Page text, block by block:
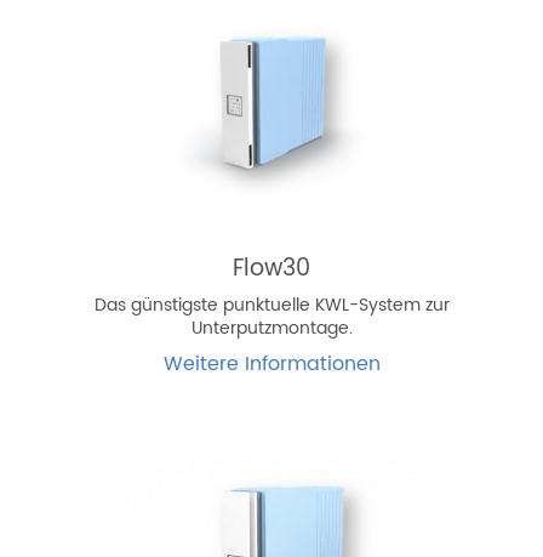
Flow30
Das günstigste punktuelle KWL-System zur
Unterputzmontage.
Weitere Informationen